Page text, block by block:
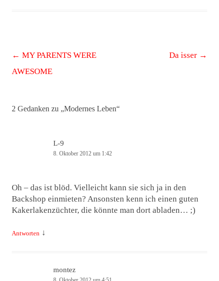
Beitrags-
Navigation
← MY PARENTS WERE
AWESOME
Da isser →
2 Gedanken zu „Modernes Leben“
L-9
8. Oktober 2012 um 1:42
Oh – das ist blöd. Vielleicht kann sie sich ja in den
Backshop einmieten? Ansonsten kenn ich einen guten
Kakerlakenzüchter, die könnte man dort abladen… ;)
Antworten ↓
montez